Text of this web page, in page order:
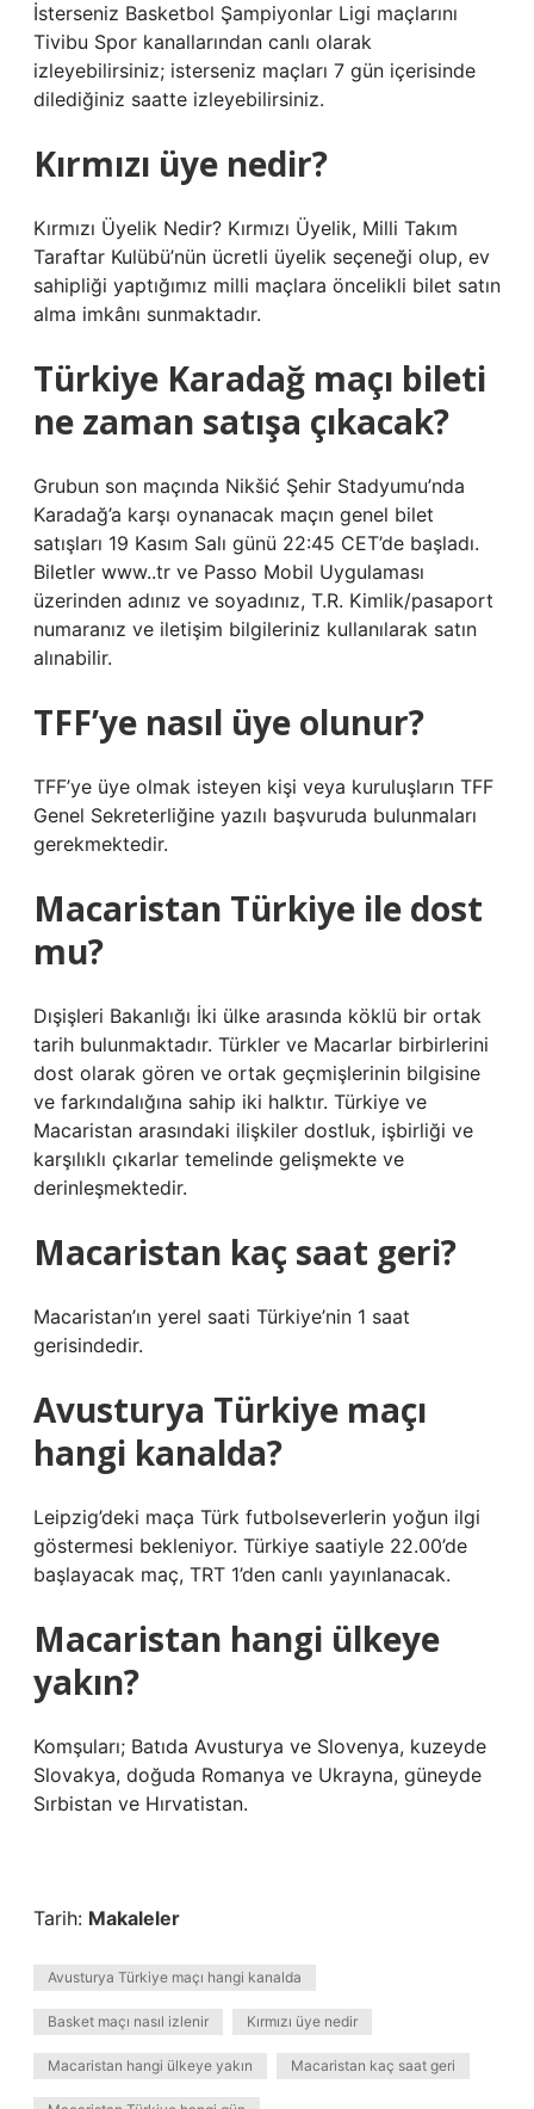
İsterseniz Basketbol Şampiyonlar Ligi maçlarını
Tivibu Spor kanallarından canlı olarak
izleyebilirsiniz; isterseniz maçları 7 gün içerisinde
dilediğiniz saatte izleyebilirsiniz.
Kırmızı üye nedir?
Kırmızı Üyelik Nedir? Kırmızı Üyelik, Milli Takım
Taraftar Kulübü’nün ücretli üyelik seçeneği olup, ev
sahipliği yaptığımız milli maçlara öncelikli bilet satın
alma imkânı sunmaktadır.
Türkiye Karadağ maçı bileti
ne zaman satışa çıkacak?
Grubun son maçında Nikšić Şehir Stadyumu’nda
Karadağ’a karşı oynanacak maçın genel bilet
satışları 19 Kasım Salı günü 22:45 CET’de başladı.
Biletler www..tr ve Passo Mobil Uygulaması
üzerinden adınız ve soyadınız, T.R. Kimlik/pasaport
numaranız ve iletişim bilgileriniz kullanılarak satın
alınabilir.
TFF’ye nasıl üye olunur?
TFF’ye üye olmak isteyen kişi veya kuruluşların TFF
Genel Sekreterliğine yazılı başvuruda bulunmaları
gerekmektedir.
Macaristan Türkiye ile dost
mu?
Dışişleri Bakanlığı İki ülke arasında köklü bir ortak
tarih bulunmaktadır. Türkler ve Macarlar birbirlerini
dost olarak gören ve ortak geçmişlerinin bilgisine
ve farkındalığına sahip iki halktır. Türkiye ve
Macaristan arasındaki ilişkiler dostluk, işbirliği ve
karşılıklı çıkarlar temelinde gelişmekte ve
derinleşmektedir.
Macaristan kaç saat geri?
Macaristan’ın yerel saati Türkiye’nin 1 saat
gerisindedir.
Avusturya Türkiye maçı
hangi kanalda?
Leipzig’deki maça Türk futbolseverlerin yoğun ilgi
göstermesi bekleniyor. Türkiye saatiyle 22.00’de
başlayacak maç, TRT 1’den canlı yayınlanacak.
Macaristan hangi ülkeye
yakın?
Komşuları; Batıda Avusturya ve Slovenya, kuzeyde
Slovakya, doğuda Romanya ve Ukrayna, güneyde
Sırbistan ve Hırvatistan.
Tarih: Makaleler
Avusturya Türkiye maçı hangi kanalda
Basket maçı nasıl izlenir Kırmızı üye nedir
Macaristan hangi ülkeye yakın Macaristan kaç saat geri